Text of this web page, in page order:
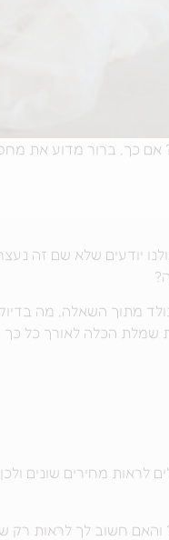
כך, ברור מדוע את
יודעים שלא שם זה
מתוך השאלה, מה
שמלת הכלה לאורך כל
מחירים שונים
חשוב לך לראות רק